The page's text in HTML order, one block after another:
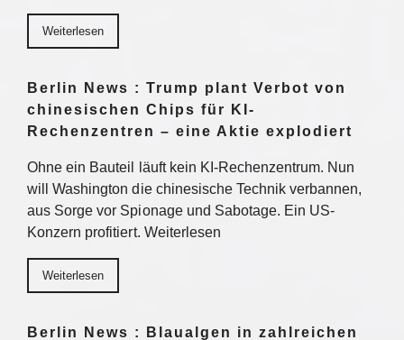
Weiterlesen
Berlin News : Trump plant Verbot von
chinesischen Chips für KI-
Rechenzentren – eine Aktie explodiert
Ohne ein Bauteil läuft kein KI-Rechenzentrum. Nun
will Washington die chinesische Technik verbannen,
aus Sorge vor Spionage und Sabotage. Ein US-
Konzern profitiert. Weiterlesen
Weiterlesen
Berlin News : Blaualgen in zahlreichen